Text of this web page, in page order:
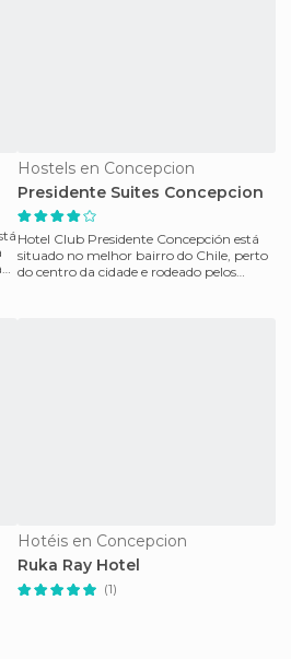
Hostels en Concepcion
Presidente Suites Concepcion
Hotel Club Presidente Concepción está
situado no melhor bairro do Chile, perto
do centro da cidade e rodeado pelos
Hotéis en Concepcion
Ruka Ray Hotel
(1)